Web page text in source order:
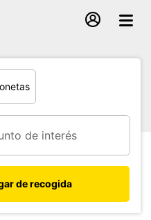
de recogida